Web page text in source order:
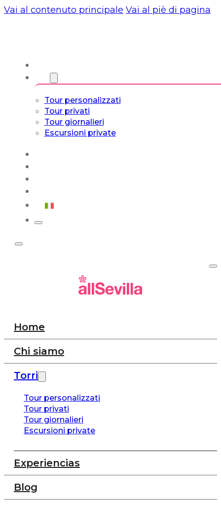
Vai al contenuto principale Vai al piè di pagina
Tour personalizzati
Tour privati
Tour giornalieri
Escursioni private
Home
Chi siamo
Torri
Tour personalizzati
Tour privati
Tour giornalieri
Escursioni private
Experiencias
Blog